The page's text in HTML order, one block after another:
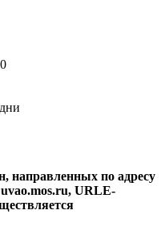
направленных по адресу
URLE-